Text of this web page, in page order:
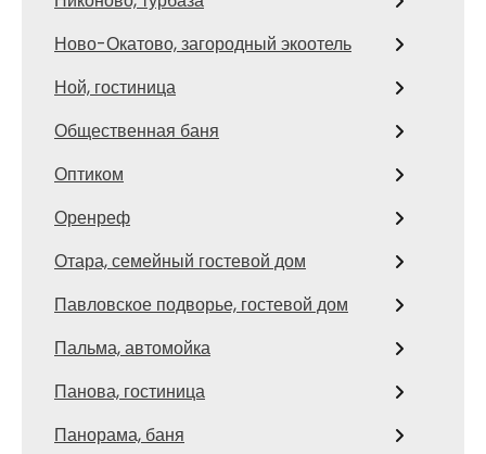
Ново-Окатово, загородный экоотель
Ной, гостиница
Общественная баня
Оптиком
Оренреф
Отара, семейный гостевой дом
Павловское подворье, гостевой дом
Пальма, автомойка
Панова, гостиница
Панорама, баня